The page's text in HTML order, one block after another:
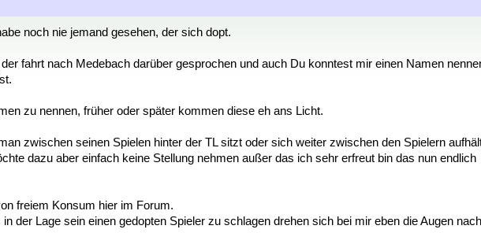
noch nie jemand gesehen, der sich dopt.
fahrt nach Medebach darüber gesprochen und auch Du konntest mir einen Namen
zu nennen, früher oder später kommen diese eh ans Licht.
zwischen seinen Spielen hinter der TL sitzt oder sich weiter zwischen den Spielern
dazu aber einfach keine Stellung nehmen außer das ich sehr erfreut bin das nun endlich
freiem Konsum hier im Forum.
der Lage sein einen gedopten Spieler zu schlagen drehen sich bei mir eben die Augen nach